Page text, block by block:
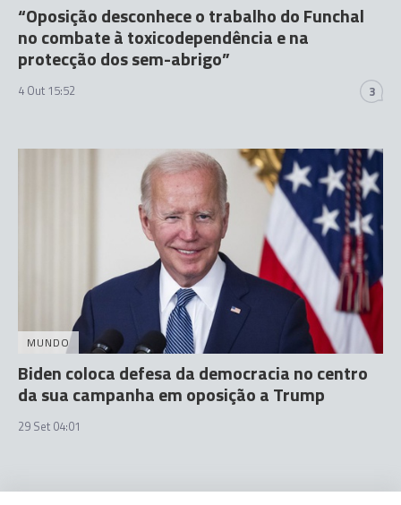
“Oposição desconhece o trabalho do Funchal
no combate à toxicodependência e na
protecção dos sem-abrigo”
4 Out 15:52 3
MUNDO
Biden coloca defesa da democracia no centro
da sua campanha em oposição a Trump
29 Set 04:01